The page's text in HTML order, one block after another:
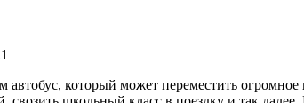
который может переместить